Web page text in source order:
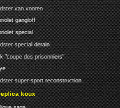
van vooren
gangloff
special
special derain
"coupe des prisonniers"
super-sport reconstruction
koux